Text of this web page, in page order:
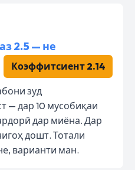
2.5 — не
Коэффитсиент 2.14
зуд
— дар 10 мусобиқаи
дар миёна. Дар
дошт. Тотали
варианти ман.